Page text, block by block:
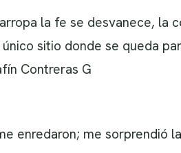
la fe se desvanece, la
sitio donde se queda
Contreras G
enredaron; me sorprendió